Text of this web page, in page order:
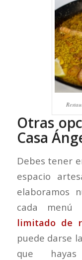
Otras
Casa
Debes tener
espacio
elaboramos
cada menú
limitado de
puede darse
que